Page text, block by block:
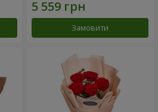
Замовити